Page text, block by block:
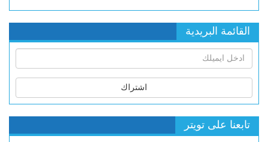
القائمة البريدية
اشتراك
تابعنا على تويتر